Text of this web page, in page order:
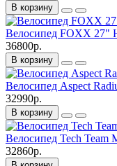
В корзину
Велосипед FOXX 27"
36800р.
В корзину
Велосипед Aspect
32990р.
В корзину
Велосипед Tech Team
32860р.